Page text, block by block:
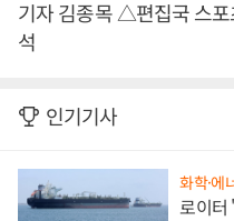
기자 김종목 △편집국 스포
석
인기기사
화학·에
로이터